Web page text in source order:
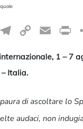
X Telegram
Copy
1 – 7
Italia.
di ascoltare lo
audaci, non